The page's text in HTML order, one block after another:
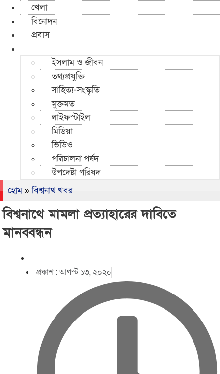
খেলা
বিনোদন
প্রবাস
ইসলাম ও জীবন
তথ্যপ্রযুক্তি
সাহিত্য-সংস্কৃতি
মুক্তমত
লাইফস্টাইল
মিডিয়া
ভিডিও
পরিচালনা পর্ষদ
উপদেষ্টা পরিষদ
হোম»বিশ্বনাথ খবর
বিশ্বনাথে মামলা প্রত্যাহারের দাবিতে
মানববন্ধন
প্রকাশ :আগস্ট ১৩, ২০২০